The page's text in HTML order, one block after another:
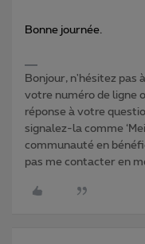
Bonne journée.
Bonjour, n'hésitez pas
votre numéro de ligne
réponse à votre
signalez-la comme
communauté en
pas me contacter en